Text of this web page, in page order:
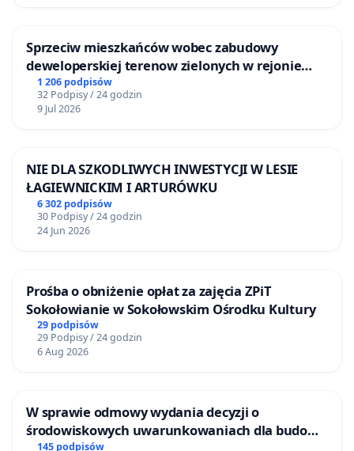
Sprzeciw mieszkańców wobec zabudowy
deweloperskiej terenow zielonych w rejonie
Bulwarów Straceńskich w Bielsku-Białej
1 206 podpisów
32 Podpisy / 24 godzin
9 Jul 2026
NIE DLA SZKODLIWYCH INWESTYCJI W LESIE
ŁAGIEWNICKIM I ARTURÓWKU
6 302 podpisów
30 Podpisy / 24 godzin
24 Jun 2026
Prośba o obniżenie opłat za zajęcia ZPiT
Sokołowianie w Sokołowskim Ośrodku Kultury
29 podpisów
29 Podpisy / 24 godzin
6 Aug 2026
W sprawie odmowy wydania decyzji o
środowiskowych uwarunkowaniach dla budowy
145 podpisów